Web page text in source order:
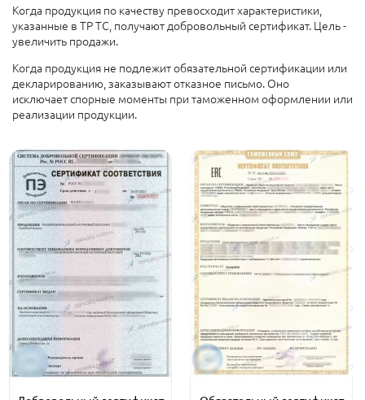
Когда продукция по качеству превосходит характеристики,
указанные в ТР ТС, получают добровольный сертификат. Цель -
увеличить продажи.
Когда продукция не подлежит обязательной сертификации или
декларированию , заказывают отказное письмо. Оно
исключает спорные моменты при таможенном оформлении или
реализации продукции.